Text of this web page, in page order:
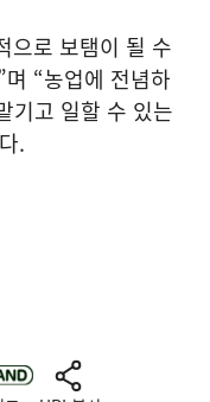
으로 보탬이 될 수
“농업에 전념하
기고 일할 수 있는
.